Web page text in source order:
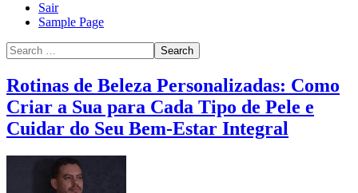
Sair
Sample Page
Search
for:
Rotinas de Beleza Personalizadas: Como
Criar a Sua para Cada Tipo de Pele e
Cuidar do Seu Bem-Estar Integral